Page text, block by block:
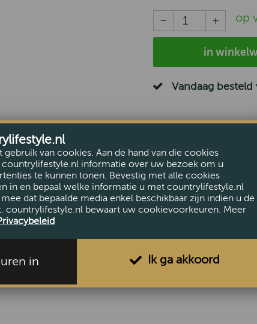
op
in
Vandaag
Espresso kop
Deze espresso kop &
kopje is versierd met
bloemen en sierlijke
kopje een moderne twist
Lotus is het eerste
magnetron- en
van cookies. Aan de hand van die cookies
countrylifestyle.nl informatie over uw bezoek om u
te kunnen tonen. Bevestig met alle cookies
in en bepaal welke informatie u met countrylifestyle.nl
dat bepaalde media enkel beschikbaar zijn indien u de
countrylifestyle.nl bewaart uw cookievoorkeuren. Meer
in Ik ga akkoord